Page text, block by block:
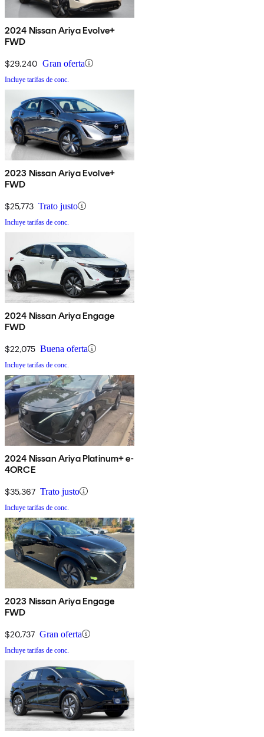
2024 Nissan Ariya Evolve+
FWD
$29,240 Gran oferta
Incluye tarifas de conc.
2023 Nissan Ariya Evolve+
FWD
$25,773 Trato justo
Incluye tarifas de conc.
2024 Nissan Ariya Engage
FWD
$22,075 Buena oferta
Incluye tarifas de conc.
2024 Nissan Ariya Platinum+ e-
4ORCE
$35,367 Trato justo
Incluye tarifas de conc.
2023 Nissan Ariya Engage
FWD
$20,737 Gran oferta
Incluye tarifas de conc.